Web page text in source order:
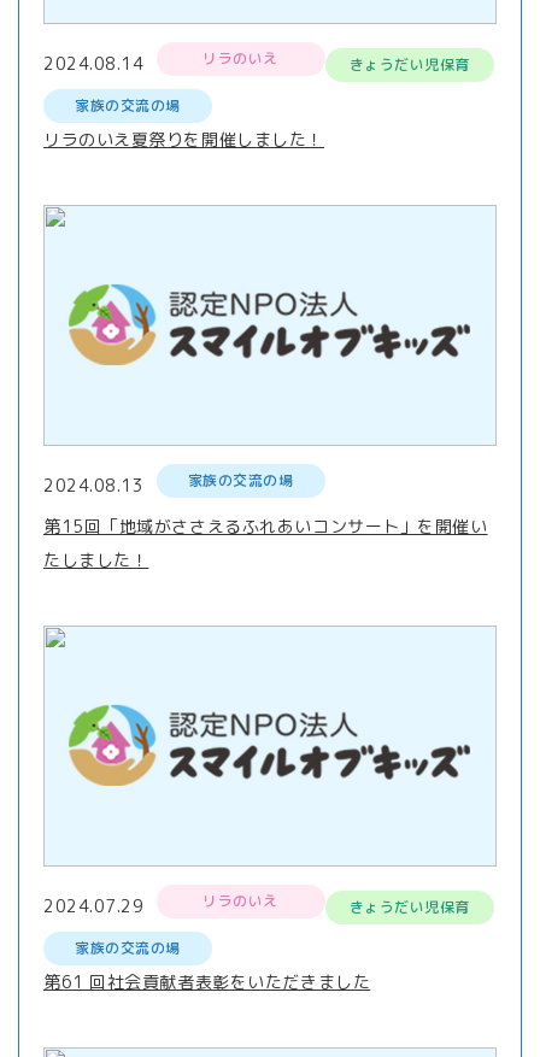
2024.08.14 リラのいえ
きょうだい児保育
家族の交流の場
リラのいえ夏祭りを開催しました！
2024.08.13 家族の交流の場
第15回「地域がささえるふれあいコンサート」を開催い
たしました！
2024.07.29 リラのいえ
きょうだい児保育
家族の交流の場
第61 回社会貢献者表彰をいただきました